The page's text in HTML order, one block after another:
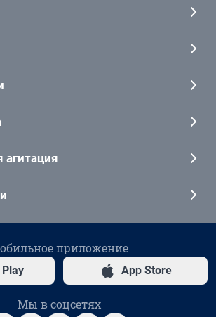
приложение
App Store
Мы в соцсетях